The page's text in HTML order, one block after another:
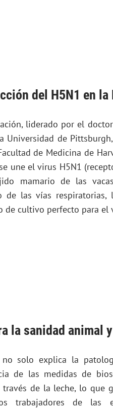
del H5N1 en
liderado por el
Universidad de
de Medicina de
une el virus H5N1
mamario de las
de las vías
de cultivo perfecto para el
la sanidad animal
no solo explica la
de las medidas de
través de la leche, lo que
trabajadores de las